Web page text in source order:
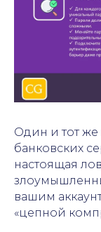
Один и тот же
банковских
настоящая
вашим
«цепной